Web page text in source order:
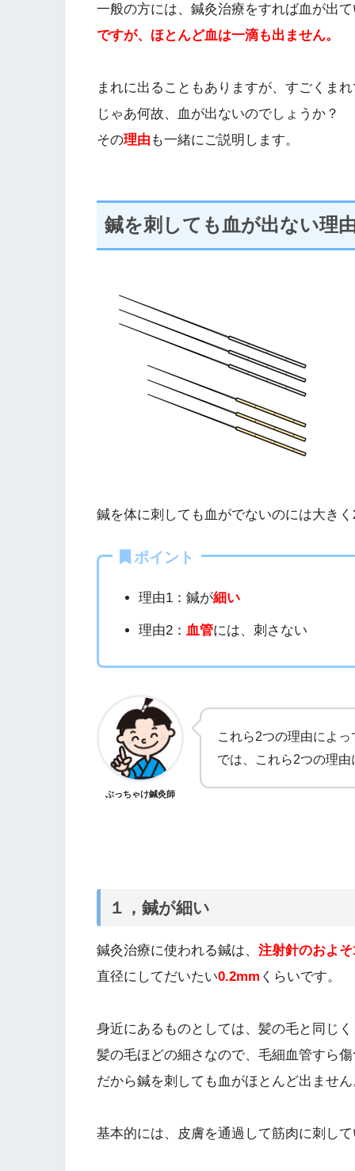
一般の方には、鍼灸治療をすれば血が出
ですが、ほとんど血は一滴も出ません。
まれに出ることもありますが、すごくま
じゃあ何故、血が出ないのでしょうか？
その理由 も一緒にご説明します。
鍼を刺しても血が出ない理
鍼を体に刺しても血がでないのには大き
ポイント
理由1：鍼が細い
理由2： 血管には、刺さない
ぶっちゃけ鍼灸師
これら2つの理由によ
では、これら2つの理
１，鍼が細い
鍼灸治療に使われる鍼は、 注射針のおよ
直径にしてだいたい0.2mm くらいです。
身近にあるものとしては、髪の毛と同じ
髪の毛ほどの細さなので、毛細血管すら
だから鍼を刺しても血がほとんど出ませ
基本的には、皮膚を通過して筋肉に刺し